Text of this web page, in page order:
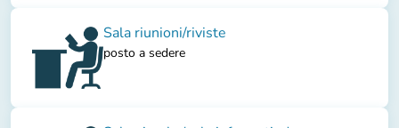
Sala riunioni/riviste
posto a sedere